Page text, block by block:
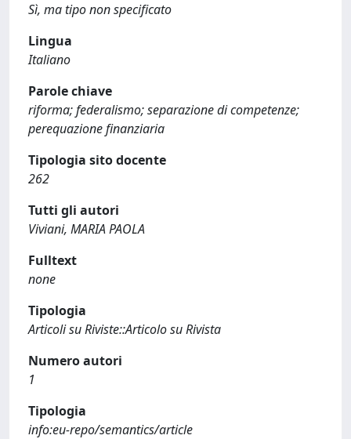
Sì, ma tipo non specificato
Lingua
Italiano
Parole chiave
riforma; federalismo; separazione di competenze;
perequazione finanziaria
Tipologia sito docente
262
Tutti gli autori
Viviani, MARIA PAOLA
Fulltext
none
Tipologia
Articoli su Riviste::Articolo su Rivista
Numero autori
1
Tipologia
info:eu-repo/semantics/article